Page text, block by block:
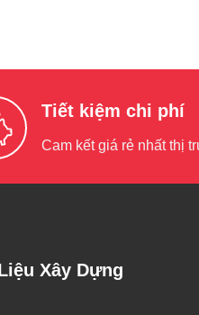
Tiết kiệm chi phí
Cam kết giá rẻ nhất thị
Xây Dựng